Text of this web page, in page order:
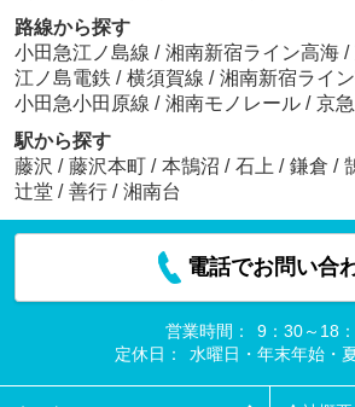
路線から探す
小田急江ノ島線 / 湘南新宿ライン高海 /
江ノ島電鉄 / 横須賀線 / 湘南新宿ライ
小田急小田原線 / 湘南モノレール / 京
駅から探す
藤沢 / 藤沢本町 / 本鵠沼 / 石上 / 鎌倉 /
辻堂 / 善行 / 湘南台
電話でお問い合
営業時間：
9：30～18
定休日：
水曜日・年末年始・